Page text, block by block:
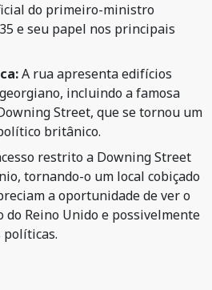
do primeiro-ministro
e seu papel nos principais
A rua apresenta edifícios
incluindo a famosa
Street, que se tornou um
britânico.
restrito a Downing Street
tornando-o um local cobiçado
a oportunidade de ver o
do Reino Unido e possivelmente